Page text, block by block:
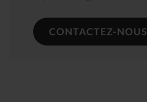
CONTACTEZ-NOUS